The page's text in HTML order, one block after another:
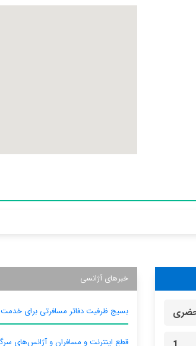
خبرهای آژانسی
بسیج ظرفیت دفاتر مسافرتی برای
قطع اینترنت و مسافران و آژانس‌های